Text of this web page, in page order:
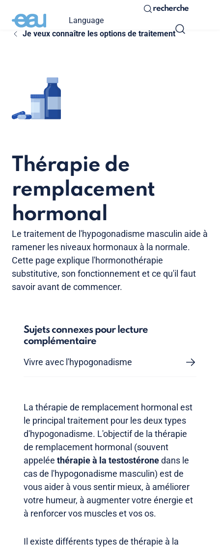
Language
recherche
Je veux connaître les options de traitement
Thérapie de
remplacement
hormonal
Le traitement de l'hypogonadisme masculin aide à
ramener les niveaux hormonaux à la normale.
Cette page explique l'hormonothérapie
substitutive, son fonctionnement et ce qu'il faut
savoir avant de commencer.
Sujets connexes pour lecture
complémentaire
Vivre avec l'hypogonadisme
La thérapie de remplacement hormonal est
le principal traitement pour les deux types
d'hypogonadisme. L'objectif de la thérapie
de remplacement hormonal (souvent
appelée thérapie à la testostéronedans le
cas de l'hypogonadisme masculin) est de
vous aider à vous sentir mieux, à améliorer
votre humeur, à augmenter votre énergie et
à renforcer vos muscles et vos os.
Il existe différents types de thérapie à la